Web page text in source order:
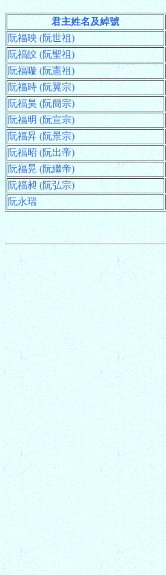
君主姓名及綽號
阮福映 (阮世祖)
阮福皎 (阮聖祖)
阮福暶 (阮憲祖)
阮福時 (阮翼宗)
阮福昊 (阮簡宗)
阮福明 (阮宣宗)
阮福昇 (阮景宗)
阮福昭 (阮出帝)
阮福晃 (阮繼帝)
阮福昶 (阮弘宗)
阮永瑞